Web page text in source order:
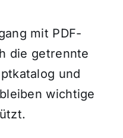
mit PDF-
die getrennte
und
wichtige